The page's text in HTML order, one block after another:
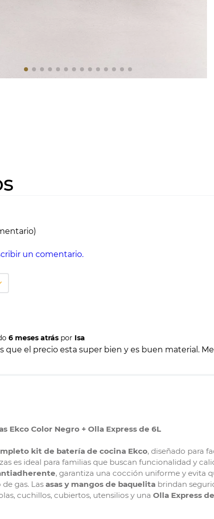
un comentario.
6 meses atrás por Isa
que el precio esta super bien y es buen material.
Ekco Color Negro + Olla Express de 6L
kit de batería de cocina Ekco, diseñado para
es ideal para familias que buscan funcionalidad y
, garantiza una cocción uniforme y evita
gas. Las asas y mangos de baquelita brindan
cuchillos, cubiertos, utensilios y una Olla Express